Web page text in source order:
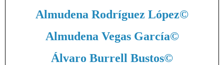
Almudena Rodríguez López©
Almudena Vegas García©
Álvaro Burrell Bustos©